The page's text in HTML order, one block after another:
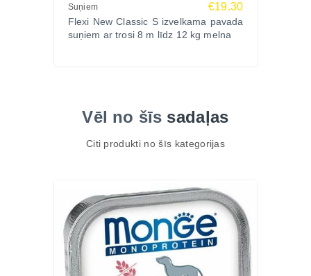
Suņiem €19.30
Flexi New Classic S izvelkama pavada
suņiem ar trosi 8 m līdz 12 kg melna
Vēl no šīs sadaļas
Citi produkti no šīs kategorijas